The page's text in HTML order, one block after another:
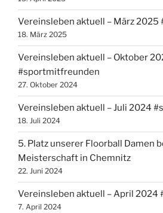
Vereinsleben aktuell – März
18. März 2025
Vereinsleben aktuell – Oktober
#sportmitfreunden
27. Oktober 2024
Vereinsleben aktuell – Juli 2024
18. Juli 2024
5. Platz unserer Floorball Damen
Meisterschaft in Chemnitz
22. Juni 2024
Vereinsleben aktuell – April
7. April 2024